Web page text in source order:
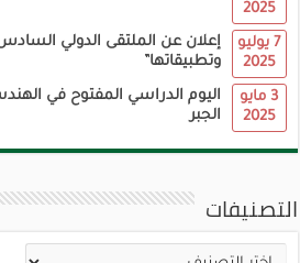
2025
إعلان عن الملتقى الدولي السادس
وتطبيقاتها”
7 يوليو
2025
اليوم الدراسي المفتوح في
الجبر
3 مايو
2025
التصنيفات
التصنيفات